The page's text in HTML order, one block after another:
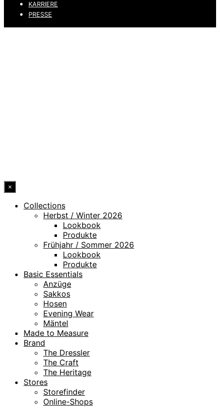
KARRIERE
PRESSE
×
Collections
Herbst / Winter 2026
Lookbook
Produkte
Frühjahr / Sommer 2026
Lookbook
Produkte
Basic Essentials
Anzüge
Sakkos
Hosen
Evening Wear
Mäntel
Made to Measure
Brand
The Dressler
The Craft
The Heritage
Stores
Storefinder
Online-Shops